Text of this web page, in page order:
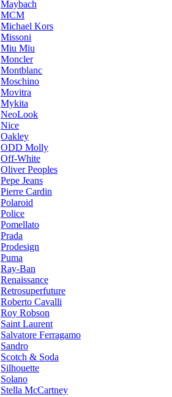
Maybach
MCM
Michael Kors
Missoni
Miu Miu
Moncler
Montblanc
Moschino
Movitra
Mykita
NeoLook
Nice
Oakley
ODD Molly
Off-White
Oliver Peoples
Pepe Jeans
Pierre Cardin
Polaroid
Police
Pomellato
Prada
Prodesign
Puma
Ray-Ban
Renaissance
Retrosuperfuture
Roberto Cavalli
Roy Robson
Saint Laurent
Salvatore Ferragamo
Sandro
Scotch & Soda
Silhouette
Solano
Stella McCartney